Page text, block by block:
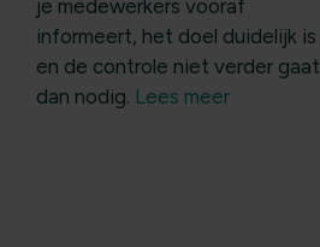
je medewerkers vooraf
informeert, het doel duidelijk is
en de controle niet verder gaat
dan nodig. Lees meer